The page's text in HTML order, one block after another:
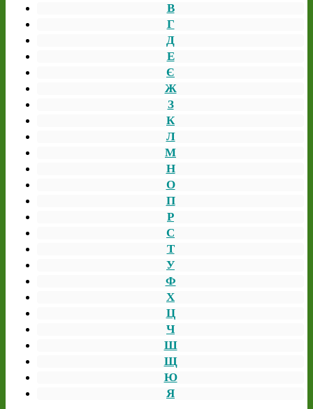
В
Г
Д
Е
Є
Ж
З
К
Л
М
Н
О
П
Р
С
Т
У
Ф
Х
Ц
Ч
Ш
Щ
Ю
Я